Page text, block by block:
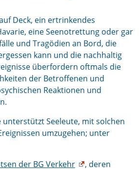
Deck, ein ertrinkendes
eine Seenotrettung oder gar
und Tragödien an Bord, die
kann und die nachhaltig
überfordern oftmals die
der Betroffenen und
Reaktionen und
unterstützt Seeleute, mit solchen
umzugehen; unter
der BG Verkehr
, deren